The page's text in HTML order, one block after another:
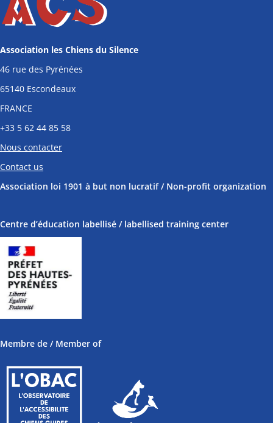
Association les Chiens du Silence
46 rue des Pyrénées
65140 Escondeaux
FRANCE
+33 5 62 44 85 58
Nous contacter
Contact us
Association loi 1901 à but non lucratif / Non-profit organization
Centre d’éducation labellisé / labellised training center
Membre de / Member of